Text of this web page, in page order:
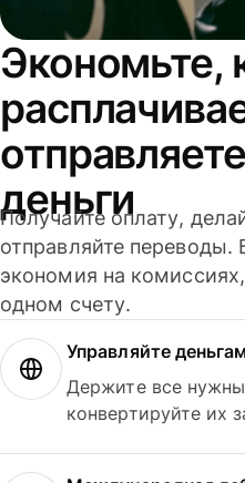
Экономьте,
деньги
Получайте оплату,
отправляйте переводы.
экономия на
одном счету.
Управляйте
Держите все
конвертируйте их